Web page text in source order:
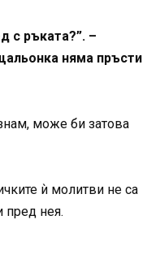
с ръката?”. –
няма пръсти
може би затова
ѝ молитви не са
пред нея.